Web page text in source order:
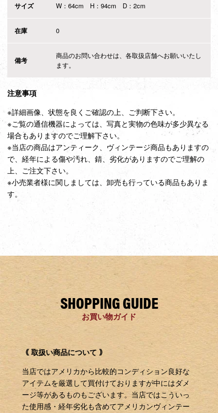
サイズ W：64cm H：94cm D：2cm
在庫 0
備考
商品のお問い合わせは、各取扱店舗へお願いいたし
ます。
注意事項
※詳細画像、状態を良くご確認の上、ご判断下さい。
※ご覧の通信機器によっては、写真と実物の色味が多少異なる
場合もありますのでご理解下さい。
※当店の商品はアンティーク、ヴィンテージ商品もありますの
で、経年による傷や汚れ、錆、劣化がありますのでご理解の
上、ご注文下さい。
※小売業者様に関しましては、卸売も行っている商品もありま
す。
SHOPPING GUIDE
お買い物ガイド
｟ 取扱い商品について ｠
当店ではアメリカから比較的コンディション良好な
アイテムを厳選して買付けておりますが中にはダメ
ージ等があるものもございます。当店ではこういっ
た使用感・経年劣化も含めてアメリカンヴィンテー